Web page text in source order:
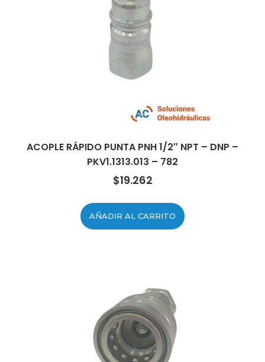
ACOPLE RÁPIDO PUNTA PNH 1/2″ NPT – DNP –
PKV1.1313.013 – 782
$19.262
AÑADIR AL CARRITO